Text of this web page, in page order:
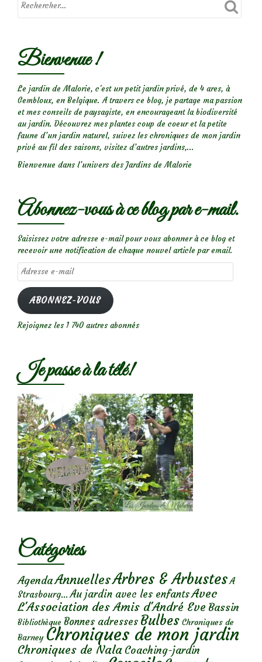
tous!
Bienvenue !
Le jardin de Malorie, c'est un petit jardin privé, de 4 ares, à
Gembloux, en Belgique. A travers ce blog, je partage ma passion
et mes conseils de paysagiste, en encourageant la biodiversité
au jardin. Découvrez mes plantes coup de coeur et la petite
faune d’un jardin naturel, suivez les chroniques de mon jardin
privé au fil des saisons, visitez d’autres jardins,...
Bienvenue dans l’univers des Jardins de Malorie
Abonnez-vous à ce blog par e-mail.
Saisissez votre adresse e-mail pour vous abonner à ce blog et
recevoir une notification de chaque nouvel article par email.
Adresse
e-
mail
ABONNEZ-VOUS
Rejoignez les 1 740 autres abonnés
Je passe à la télé!
Catégories
AgendaAnnuellesArbres & Arbustes A
Strasbourg... Au jardin avec les enfantsAvec
L'Association des Amis d'André Eve Bassin
Bibliothèque Bonnes adresses Bulbes Chroniques de
Barney Chroniques de mon jardin
Chroniques de Nala Coaching-jardin